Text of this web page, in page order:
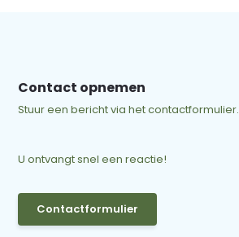
Contact opnemen
Stuur een bericht via het contactformulier.
U ontvangt snel een reactie!
Contactformulier